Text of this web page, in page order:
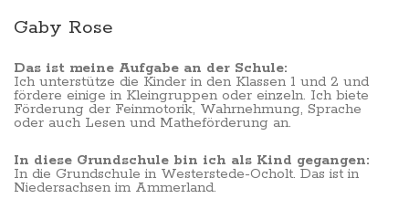
Gaby Rose
Das ist meine Aufgabe an der Schule:
Ich unterstütze die Kinder in den Klassen 1 und 2 und
fördere einige in Kleingruppen oder einzeln. Ich biete
Förderung der Feinmotorik, Wahrnehmung, Sprache
oder auch Lesen und Matheförderung an.
In diese Grundschule bin ich als Kind gegangen:
In die Grundschule in Westerstede-Ocholt. Das ist in
Niedersachsen im Ammerland.